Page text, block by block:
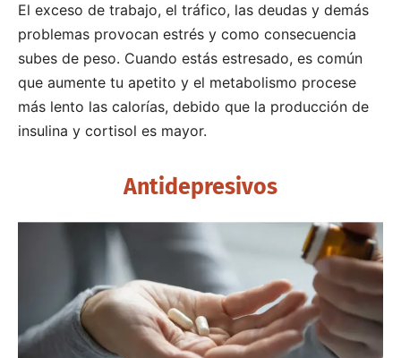
El exceso de trabajo, el tráfico, las deudas y demás
problemas provocan estrés y como consecuencia
subes de peso. Cuando estás estresado, es común
que aumente tu apetito y el metabolismo procese
más lento las calorías, debido que la producción de
insulina y cortisol es mayor.
Antidepresivos